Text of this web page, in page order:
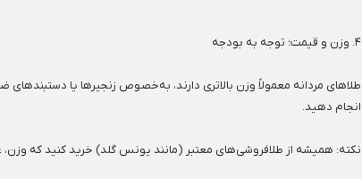
۴. وزن و قیمت؛ توجه به بودجه
طلاهای مردانه معمولاً وزن بالاتری دارند، به‌خصوص زنجیرها یا
انجام دهید.
نکته: همیشه از طلافروشی‌های معتبر (مانند یونس گلد) خرید کنید که وزن،